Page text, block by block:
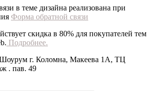
в теме дизайна реализована при
Форма обратной связи
скидка в 80% для покупателей тем
Подробнее.
г. Коломна, Макеева 1А, ТЦ
. пав. 49